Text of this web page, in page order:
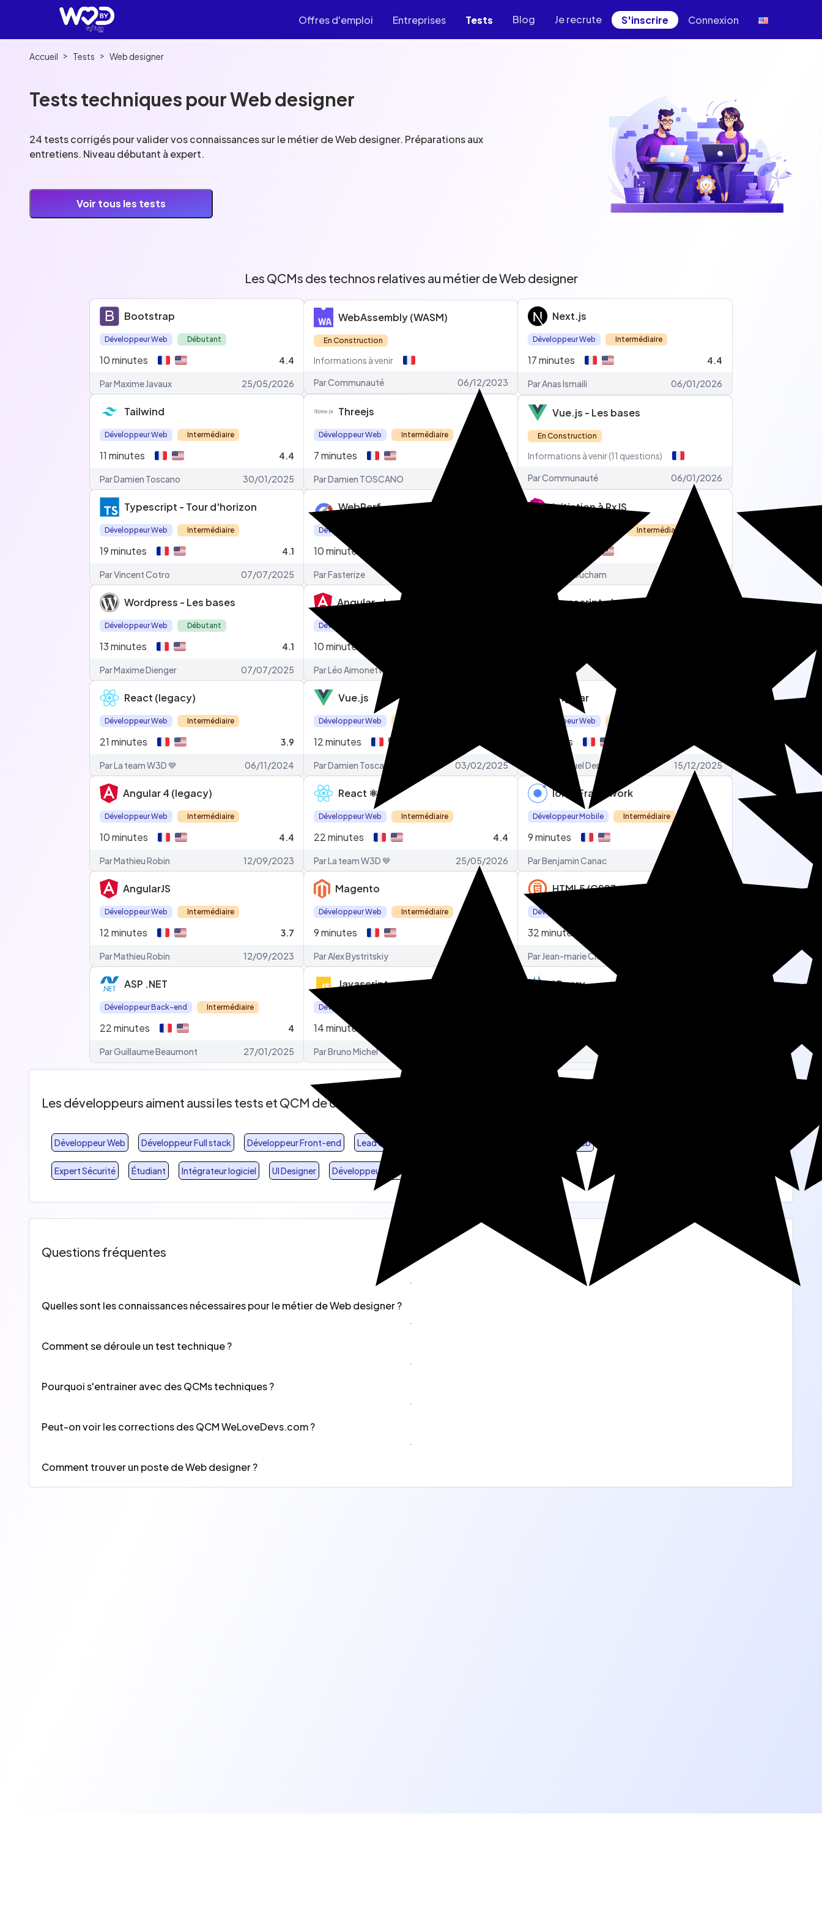
Offres d'emploi Entreprises Tests Blog Je recrute S'inscrire Connexion
Accueil > Tests > Web designer
Tests techniques pour Web designer
24 tests corrigés pour valider vos connaissances sur le métier de Web designer. Préparations aux
entretiens. Niveau débutant à expert.
Voir tous les tests
Les QCMs des technos relatives au métier de Web designer
Bootstrap
Développeur Web Débutant
10minutes 4.4
Par Maxime Javaux 25/05/2026
WebAssembly (WASM)
En Construction
Informations à venir
ParCommunauté 06/12/2023
Next.js
Développeur Web Intermédiaire
17minutes 4.4
Par Anas Ismaili 06/01/2026
Tailwind
Développeur Web Intermédiaire
11 minutes 4.4
Par Damien Toscano 30/01/2025
Threejs
Développeur Web Intermédiaire
7minutes 4.7
Par Damien TOSCANO
Vue.js - Les bases
En Construction
Informations à venir (11 questions)
ParCommunauté 06/01/2026
Typescript - Tour d'horizon
Développeur Web Intermédiaire
19minutes 4.1
Par Vincent Cotro 07/07/2025
WebPerf
Développeur Web
10minutes
Par Fasterize
Initiation à RxJS
Intermédiaire
3.7
Par Amine Boucham
Wordpress - Les bases
Développeur Web Débutant
13minutes 4.1
Par Maxime Dienger 07/07/2025
Angular - Les bases
Développeur Web
10minutes
Par Léo Aimonetto
Javascript - Les bases
React (legacy)
Développeur Web Intermédiaire
21 minutes 3.9
Par La team W3D 💙 06/11/2024
Vue.js
Développeur Web
12minutes
Par Damien Toscano 03/02/2025
Angular
Développeur Web
minutes
Par Emmanuel Demey 15/12/2025
Angular 4 (legacy)
Développeur Web Intermédiaire
10minutes 4.4
Par Mathieu Robin 12/09/2023
React ⚛️
Développeur Web Intermédiaire
22minutes 4.4
Par La team W3D 💙 25/05/2026
Ionic Framework
Développeur Mobile Intermédiaire
9minutes 3.3
Par Benjamin Canac
AngularJS
Développeur Web Intermédiaire
12minutes 3.7
Par Mathieu Robin 12/09/2023
Magento
Développeur Web Intermédiaire
9minutes 3.4
Par Alex Bystritskiy
HTML5/CSS3
Développeur Web
32minutes
Par Jean-marie Cléry
ASP .NET
Développeur Back-end Intermédiaire
22minutes 4
Par Guillaume Beaumont 27/01/2025
Javascript
Développeur Front-end
14minutes
Par Bruno Michel
jQuery
Les développeurs aiment aussi les tests et QCM de ces catégories
Développeur Web Développeur Full stack Développeur Front-end Lead developer Intégrateur Web
Expert Sécurité Étudiant Intégrateur logiciel UI Designer Développeur Mobile
Questions fréquentes
Quelles sont les connaissances nécessaires pour le métier de Web designer ?
Pour bien démarrer en tant que Web designer vous pouvez découvrir les technologies suivantes : Javascript, React, Angular, Typescript, HTML5. Ces technos sont
Comment se déroule un test technique ?
Les QCM WeLoveDevs.com sont composés de 20 questions minimum tirées au hasard d'une durée de 30 secondes à 3 minutes. Vous pourrez répondre parmi 2
Pourquoi s'entrainer avec des QCMs techniques ?
Nos QCMs réalisés par des experts du sujet (ou des étudiants pour les QCM Fondamentaux) vous permettent de positionner votre niveau parmi les développeurs de
Peut-on voir les corrections des QCM WeLoveDevs.com ?
Chaque correction vous coutera 10 points à débloquer. A chaque QCM passé vous gagnez 10 ou 20 ou 40 points en fonction de votre médaille obtenue. De la même
Comment trouver un poste de Web designer ?